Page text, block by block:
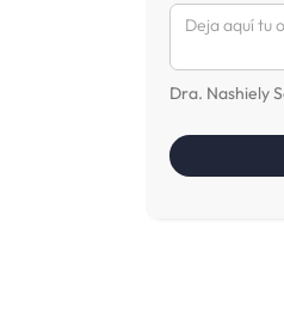
Dra. Nashiely